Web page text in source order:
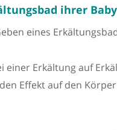
ihrer
eines
einer Erkältung auf
Effekt auf den